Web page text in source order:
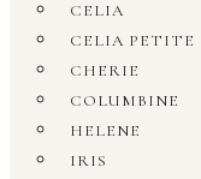
CELIA
CELIA PETITE
CHERIE
COLUMBINE
HELENE
IRIS